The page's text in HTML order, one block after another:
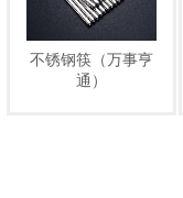
不锈钢筷（万事亨
通）